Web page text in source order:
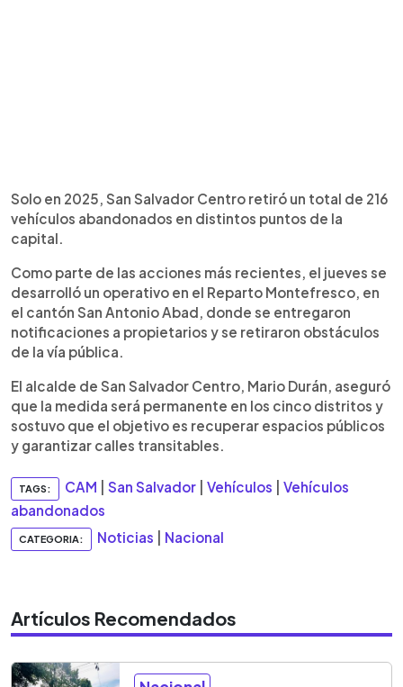
Solo en 2025, San Salvador Centro retiró un total de 216
vehículos abandonados en distintos puntos de la
capital.
Como parte de las acciones más recientes, el jueves se
desarrolló un operativo en el Reparto Montefresco, en
el cantón San Antonio Abad, donde se entregaron
notificaciones a propietarios y se retiraron obstáculos
de la vía pública.
El alcalde de San Salvador Centro, Mario Durán, aseguró
que la medida será permanente en los cinco distritos y
sostuvo que el objetivo es recuperar espacios públicos
y garantizar calles transitables.
TAGS: CAM San Salvador Vehículos
Vehículos
abandonados
CATEGORIA: Noticias Nacional
Artículos Recomendados